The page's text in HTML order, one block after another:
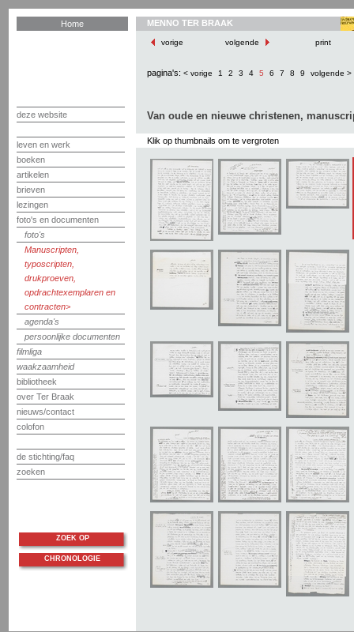
Home
deze website
leven en werk
boeken
artikelen
brieven
lezingen
foto's en documenten
foto's
Manuscripten,
typoscripten,
drukproeven,
opdrachtexemplaren en
contracten
agenda's
persoonlijke documenten
filmliga
waakzaamheid
bibliotheek
over Ter Braak
nieuws/contact
colofon
de stichting/faq
zoeken
MENNO TER BRAAK
vorige volgende print
pagina's: < vorige 1 2 3 4 5 6 7 8 9 volgende >
Van oude en nieuwe christenen,
Klik op thumbnails om te vergroten
ZOEK OP
CHRONOLOGIE